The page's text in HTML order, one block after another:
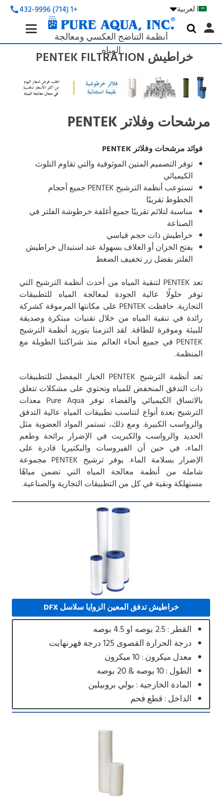
call +1 (714) 432-9996 ا لعربية
أنظمة التناضح العكسي ومعالجة
المياه
Search
Keyword:
 person
خراطيش PENTEK FILTRATION
مرشحات وفلاتر PENTEK
فوائد مرشحات وفلاتر PENTEK
توفر التصميم المتين الموثوقية والتي تقاوم التلوث
الكيميائي
تستوعب أنظمة الترشيح PENTEK جميع أحجام
الخطوط تقريبًا
مناسبة لتلائم تقريبًا جميع أغلفة خرطوشة الفلتر في
الصناعة
خراطيش ذات حجم قياسي
يفتح الخزان أو الغلاف بسهولة عند استبدال خراطيش
الفلتر بفضل زر تخفيف الضغط
تعد PENTEK لتنقية المياه من أحدث أنظمة الترشيح التي
توفر حلولًا عالية الجودة لمعالجة المياه للتطبيقات
التجارية. حافظت PENTEK على مكانتها المرموقة كشركة
رائدة في تنقية المياه من خلال تقنيات مبتكرة وصديقة
للبيئة وموفرة للطاقة. لقد التزمنا بتوريد أنظمة الترشيح
PENTEK في جميع أنحاء العالم منذ شراكتنا الطويلة مع
المنظمة.
تعد أنظمة الترشيح PENTEK الخيار المفضل للتطبيقات
ذات التدفق المنخفض للمياه وتحتوي على مشكلات تتعلق
بالاتساق الكيميائي والفضاء. توفر Pure Aqua معدات
الترشيح بعدة أنواع لتناسب تطبيقات المياه عالية التدفق
والرواسب الكبيرة. ومع ذلك، تستمر المواد العضوية مثل
الحديد والرواسب والكبريت في الإضرار برائحة وطعم
الماء، في حين أن الفيروسات والبكتيريا قادرة على
الإضرار بسلامة الماء. يوفر ترشيح PENTEK مجموعة
شاملة من أنظمة معالجة المياه التي تضمن مياهًا
مستهلكة ونقية في كل من التطبيقات التجارية والصناعية.
خراطيش تدفق المعين الزوايا سلاسل DFX
القطر : 2.5 بوصه او 4.5 بوصه
درجة الحرارة القصوى 125 درجة فهرنهايت
معدل ميكرون : 10 ميكرون
الطول : 10 بوصه & 20 بوصه
المادة الخارجية : بولي بروبيلين
الداخل : قطع فحم